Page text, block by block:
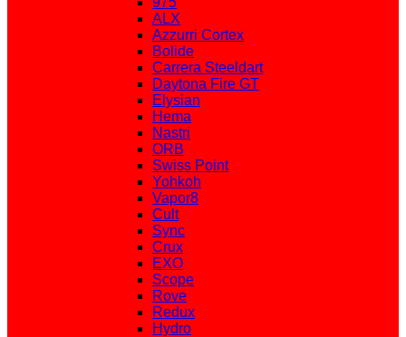
ALX
Azzurri Cortex
Bolide
Carrera Steeldart
Daytona Fire GT
Elysian
Hema
Nastri
ORB
Swiss Point
Yohkoh
Vapor8
Cult
Sync
Crux
EXO
Scope
Rove
Redux
Hydro